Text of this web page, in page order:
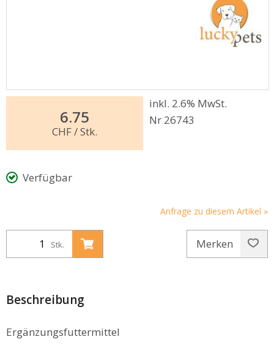
6.75
CHF/ Stk.
inkl. 2.6% MwSt.
Nr 26743
Verfügbar
Anfrage zu diesem Artikel »
Stk. Merken
Beschreibung
Ergänzungsfuttermittel